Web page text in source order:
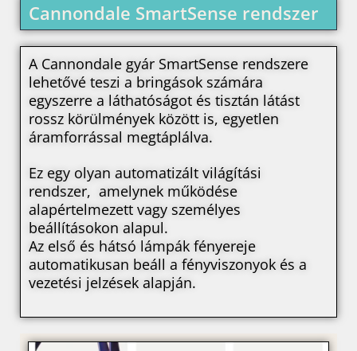
Cannondale SmartSense rendszer
A Cannondale gyár SmartSense rendszere
lehetővé teszi a bringások számára
egyszerre a láthatóságot és tisztán látást
rossz körülmények között is, egyetlen
áramforrással megtáplálva.
Ez egy olyan automatizált világítási
rendszer, amelynek működése
alapértelmezett vagy személyes
beállításokon alapul.
Az első és hátsó lámpák fényereje
automatikusan beáll a fényviszonyok és a
vezetési jelzések alapján.